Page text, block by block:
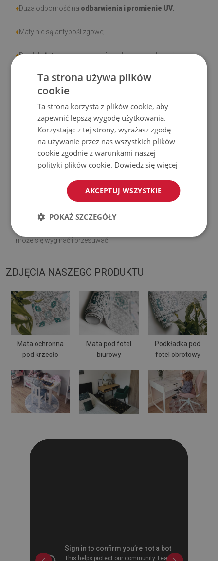
♦Duża odporność na odbarwienia i promienie UV.
♦Maty nie są antypoślizgowe;
♦Produktłatwy w czyszczeniu,odporny na plamy i wodę.
Prosimy pamiętać, że uszkodzenia powstałe przy
użytkowaniu wynikające z upływu czasu (np. przetarcia) nie
podlegają reklamacjom.
Jak dbać o produkt?
Czyść wilgotną szmatką —nie używaj silnych środków
chemicznych.
Regularnie wietrz dolną warstwę maty.
Mata jest przeznaczona do użytku na
może się wyginać i przesuwać.
ZDJĘCIA NASZEGO PRODUKTU
Mata ochronna
pod krzesło
Mata pod fotel
biurowy
Podkładka pod
fotel obrotowy
Ta strona używa plików
cookie
Ta strona korzysta z plików cookie, aby
zapewnić lepszą wygodę użytkowania.
Korzystając z tej strony, wyrażasz zgodę
na używanie przez nas wszystkich plików
cookie zgodnie z warunkami naszej
polityki plików cookie. Dowiedz się więcej
AKCEPTUJ WSZYSTKIE
POKAŻ SZCZEGÓŁY